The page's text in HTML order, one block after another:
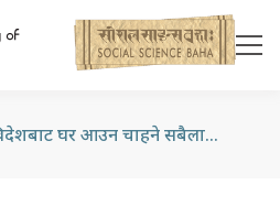
विदेशबाट घर आउन चाहने सबैलाई फिर्ता ल्याऊ: कांग्रेस